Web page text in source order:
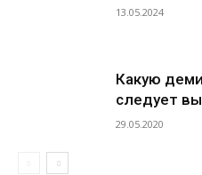
13.05.2024
Какую
следует
29.05.2020